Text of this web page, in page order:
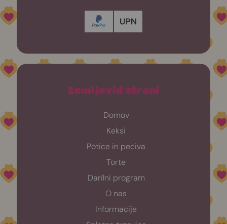
Zemljevid strani
Domov
Keksi
Potice in peciva
Torte
Darilni program
O nas
Informacije